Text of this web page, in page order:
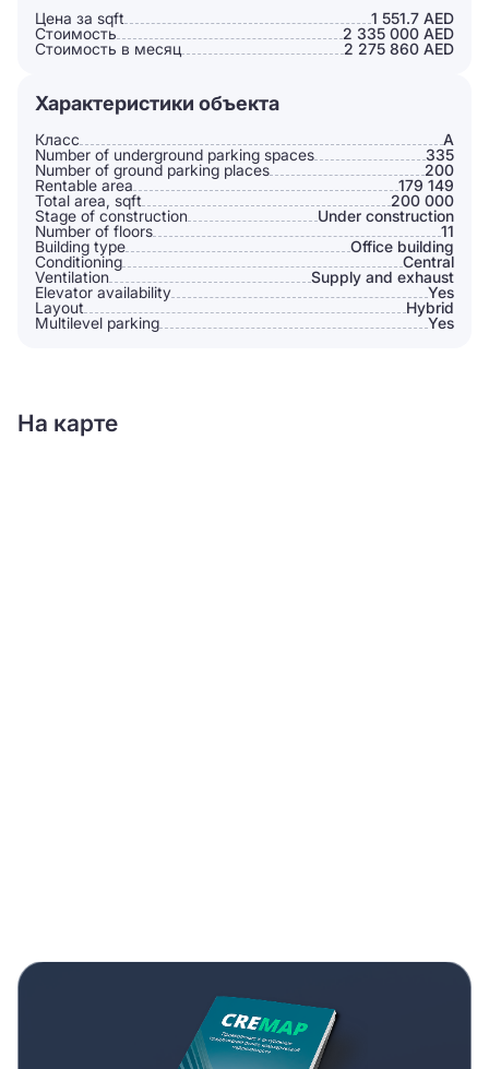
Цена за sqft
1 551.7 AED
Стоимость
2 335 000 AED
Стоимость в месяц
2 275 860 AED
Характеристики объекта
Класс
A
Number of underground parking spaces
335
Number of ground parking places
200
Rentable area
179 149
Total area, sqft
200 000
Stage of construction
Under construction
Number of floors
11
Building type
Office building
Conditioning
Сentral
Ventilation
Supply and exhaust
Elevator availability
Yes
Layout
Hybrid
Multilevel parking
Yes
На карте